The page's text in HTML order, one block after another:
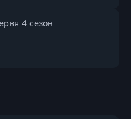
4 сезон